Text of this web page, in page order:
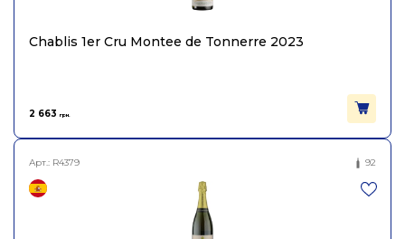
Chablis 1er Cru Montee de Tonnerre 2023
2 663 грн.
Арт.: R4379 92